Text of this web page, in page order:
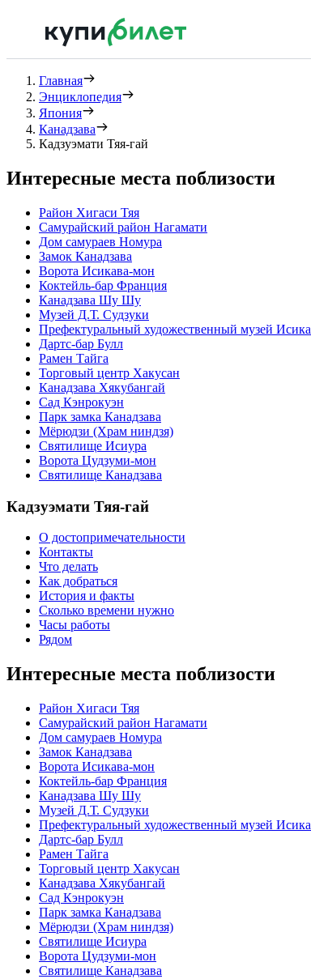
Главная
Энциклопедия
Япония
Канадзава
Кадзуэмати Тяя-гай
Интересные места поблизости
Район Хигаси Тяя
Самурайский район Нагамати
Дом самураев Номура
Замок Канадзава
Ворота Исикава-мон
Коктейль-бар Франция
Канадзава Шу Шу
Музей Д.Т. Судзуки
Префектуральный художественный музей
Дартс-бар Булл
Рамен Тайга
Торговый центр Хакусан
Канадзава Хякубангай
Сад Кэнрокуэн
Парк замка Канадзава
Мёрюдзи (Храм ниндзя)
Святилище Исиура
Ворота Цудзуми-мон
Святилище Канадзава
Кадзуэмати Тяя-гай
О достопримечательности
Контакты
Что делать
Как добраться
История и факты
Сколько времени нужно
Часы работы
Рядом
Интересные места поблизости
Район Хигаси Тяя
Самурайский район Нагамати
Дом самураев Номура
Замок Канадзава
Ворота Исикава-мон
Коктейль-бар Франция
Канадзава Шу Шу
Музей Д.Т. Судзуки
Префектуральный художественный музей
Дартс-бар Булл
Рамен Тайга
Торговый центр Хакусан
Канадзава Хякубангай
Сад Кэнрокуэн
Парк замка Канадзава
Мёрюдзи (Храм ниндзя)
Святилище Исиура
Ворота Цудзуми-мон
Святилище Канадзава